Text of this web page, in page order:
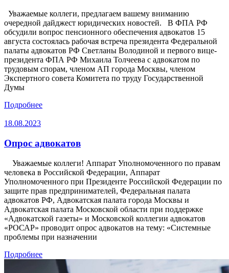
Уважаемые коллеги, предлагаем вашему вниманию
очередной дайджест юридических новостей. В ФПА РФ
обсудили вопрос пенсионного обеспечения адвокатов 15
августа состоялась рабочая встреча президента Федеральной
палаты адвокатов РФ Светланы Володиной и первого вице-
президента ФПА РФ Михаила Толчеева с адвокатом по
трудовым спорам, членом АП города Москвы, членом
Экспертного совета Комитета по труду Государственной
Думы
Подробнее
18.08.2023
Опрос адвокатов
Уважаемые коллеги! Аппарат Уполномоченного по правам
человека в Российской Федерации, Аппарат
Уполномоченного при Президенте Российской Федерации по
защите прав предпринимателей, Федеральная палата
адвокатов РФ, Адвокатская палата города Москвы и
Адвокатская палата Московской области при поддержке
«Адвокатской газеты» и Московской коллегии адвокатов
«РОСАР» проводит опрос адвокатов на тему: «Системные
проблемы при назначении
Подробнее